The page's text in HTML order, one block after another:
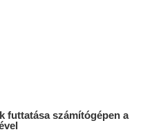
futtatása számítógépen a